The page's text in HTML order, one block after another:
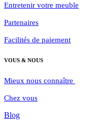
Entretenir votre meuble
Partenaires
Facilités de paiement
VOUS & NOUS
Mieux nous connaître
Chez vous
Blog